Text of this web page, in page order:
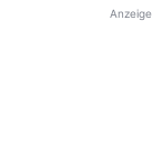
Anzeige